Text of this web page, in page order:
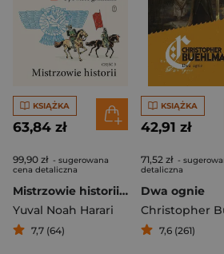
KSIĄŻKA
63,84 zł
99,90 zł - sugerowana
cena detaliczna
Mistrzowie historii. Sapiens. Opowieść graficzna. Tom 3
Yuval Noah Harari
7,7 (64)
KSIĄŻKA
42,91 zł
71,52 zł -
detaliczna
Dwa ognie
7,6 (261)